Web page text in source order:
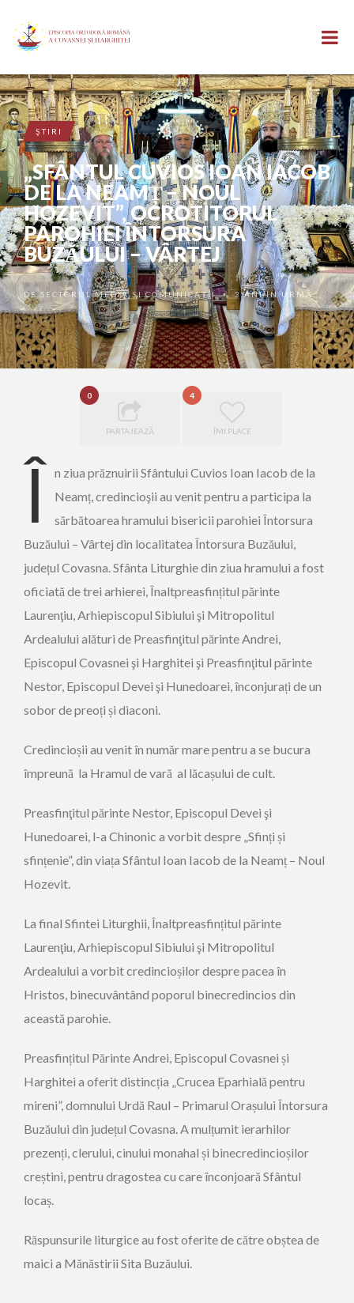
ŞTIRI
„SFÂNTUL CUVIOS IOAN IACOB
DE LA NEAMȚ – NOUL
HOZEVIT”, OCROTITORUL
PAROHIEI ÎNTORSURA
BUZĂULUI – VÂRTEJ
DESECTORUL MEDIA ȘI COMUNICAȚII •3 ANI ÎN URMĂ
0
PARTAJEAZĂ
4
ÎMI PLACE
Î n ziua prăznuirii Sfântului Cuvios Ioan Iacob de la
Neamț, credincioşii au venit pentru a participa la
sărbătoarea hramului bisericii parohiei Întorsura
Buzăului – Vârtej din localitatea Întorsura Buzăului,
județul Covasna. Sfânta Liturghie din ziua hramului a fost
oficiată de trei arhierei, Înaltpreasfințitul părinte
Laurenţiu, Arhiepiscopul Sibiului şi Mitropolitul
Ardealului alături de Preasfinţitul părinte Andrei,
Episcopul Covasnei şi Harghitei şi Preasfinţitul părinte
Nestor, Episcopul Devei şi Hunedoarei, înconjurați de un
sobor de preoți și diaconi.
Credincioșii au venit în număr mare pentru a se bucura
împreună la Hramul de vară al lăcașului de cult.
Preasfinţitul părinte Nestor, Episcopul Devei şi
Hunedoarei, l-a Chinonic a vorbit despre „Sfinți și
sfințenie”, din viața Sfântul Ioan Iacob de la Neamț – Noul
Hozevit.
La final Sfintei Liturghii, Înaltpreasfințitul părinte
Laurenţiu, Arhiepiscopul Sibiului şi Mitropolitul
Ardealului a vorbit credincioșilor despre pacea în
Hristos, binecuvântând poporul binecredincios din
această parohie.
Preasfințitul Părinte Andrei, Episcopul Covasnei și
Harghitei a oferit distincția „Crucea Eparhială pentru
mireni”, domnului Urdă Raul – Primarul Orașului Întorsura
Buzăului din județul Covasna. A mulțumit ierarhilor
prezenți, clerului, cinului monahal și binecredincioșilor
creștini, pentru dragostea cu care înconjoară Sfântul
locaș.
Răspunsurile liturgice au fost oferite de către obștea de
maici a Mănăstirii Sita Buzăului.